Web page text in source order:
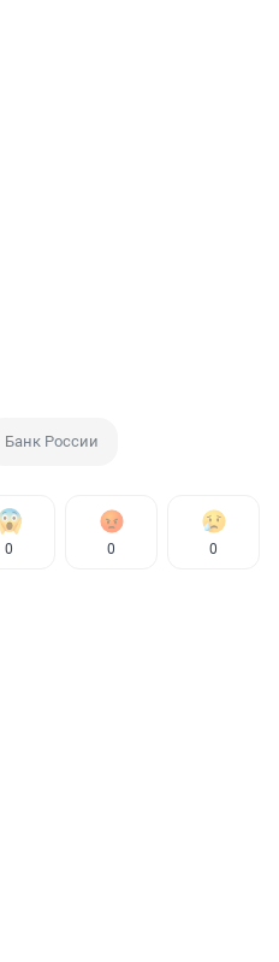
Банк России
0 0 0